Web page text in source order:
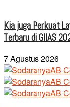
Kia juga Perkuat
Terbaru di GIIAS
7 Agustus 2026